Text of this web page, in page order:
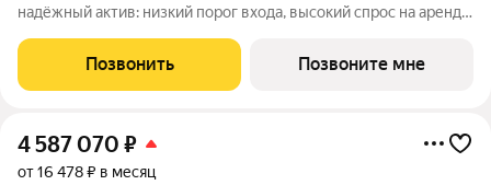
надёжный актив: низкий порог входа, высокий спрос на аренду
Жилой квартал «Бережно» это проект класса Бизнес,
созданный с уважением к городу и
Позвонить Позвоните мне
4 587 070 ₽
от 16 478 ₽ в месяц